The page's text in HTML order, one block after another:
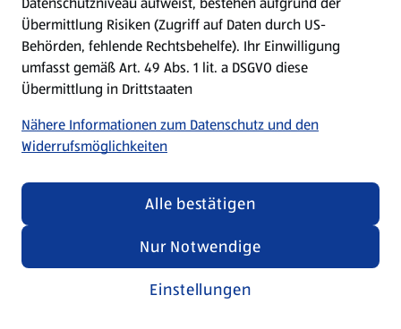
Rezepte entdecken
Übermittlung Risiken (Zugriff auf Daten durch US-
Behörden, fehlende Rechtsbehelfe). Ihr Einwilligung
umfasst gemäß Art. 49 Abs. 1 lit. a DSGVO diese
Übermittlung in Drittstaaten
Nähere Informationen zum Datenschutz und den
Widerrufsmöglichkeiten
Einstellungen
Nur Notwendige
Alle bestätigen